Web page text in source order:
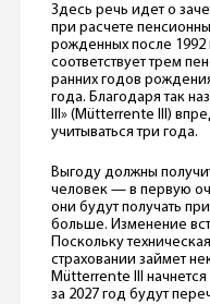
Здесь речь идет о
при расчете
рожденных после 1992
соответствует трем
ранних годов
года. Благодаря так
III» (Mütterrente III)
учитываться три года.
Выгоду должны
человек — в первую
они будут получать
больше. Изменение
Поскольку
страховании займет
Mütterrente III
за 2027 год будут